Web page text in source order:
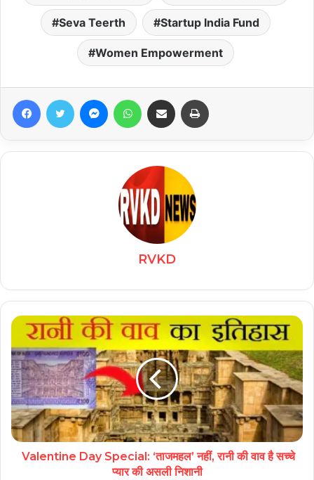
Seva Teerth Startup India Fund
Women Empowerment
FacebookTwitter MessengerWhatsAppShare via Email
RVKD
Valentine Day Special: ‘ताजमहल’ नहीं, रानी की वाव है सच्चे
प्यार की असली निशानी